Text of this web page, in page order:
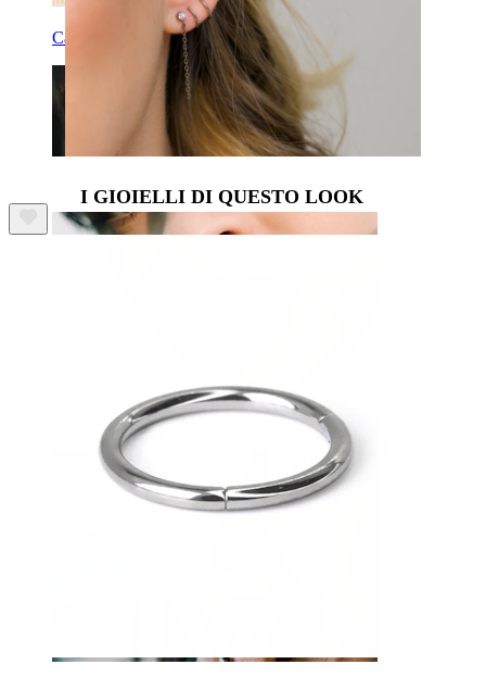
Capezzolo
I GIOIELLI DI QUESTO LOOK